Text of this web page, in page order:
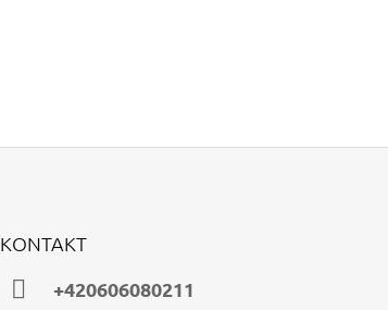
KONTAKT
+420606080211